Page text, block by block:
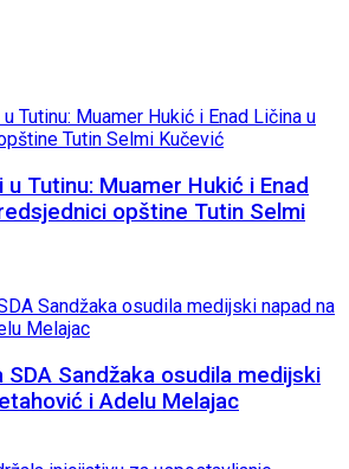
u Tutinu: Muamer Hukić i Enad
opštine Tutin Selmi
SDA Sandžaka osudila medijski
i Adelu Melajac